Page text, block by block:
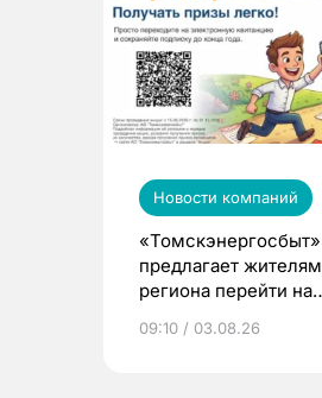
Новости компаний
«Томскэнергосбыт»
предлагает жителям
региона перейти на
выиграть призы
09:10 / 03.08.26